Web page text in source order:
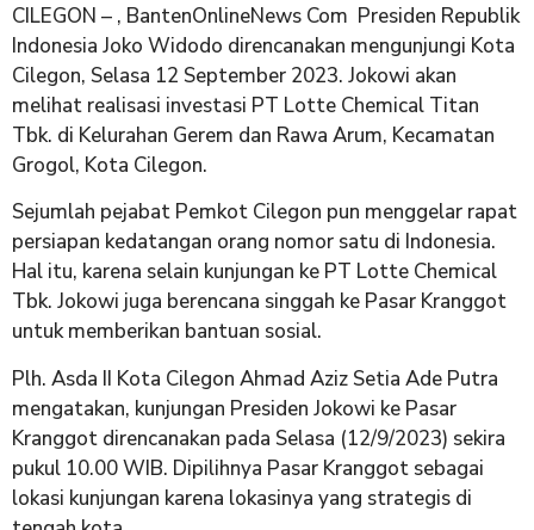
CILEGON – , BantenOnlineNews Com Presiden Republik
Indonesia Joko Widodo direncanakan mengunjungi Kota
Cilegon, Selasa 12 September 2023. Jokowi akan
melihat realisasi investasi PT Lotte Chemical Titan
Tbk. di Kelurahan Gerem dan Rawa Arum, Kecamatan
Grogol, Kota Cilegon.
Sejumlah pejabat Pemkot Cilegon pun menggelar rapat
persiapan kedatangan orang nomor satu di Indonesia.
Hal itu, karena selain kunjungan ke PT Lotte Chemical
Tbk. Jokowi juga berencana singgah ke Pasar Kranggot
untuk memberikan bantuan sosial.
Plh. Asda II Kota Cilegon Ahmad Aziz Setia Ade Putra
mengatakan, kunjungan Presiden Jokowi ke Pasar
Kranggot direncanakan pada Selasa (12/9/2023) sekira
pukul 10.00 WIB. Dipilihnya Pasar Kranggot sebagai
lokasi kunjungan karena lokasinya yang strategis di